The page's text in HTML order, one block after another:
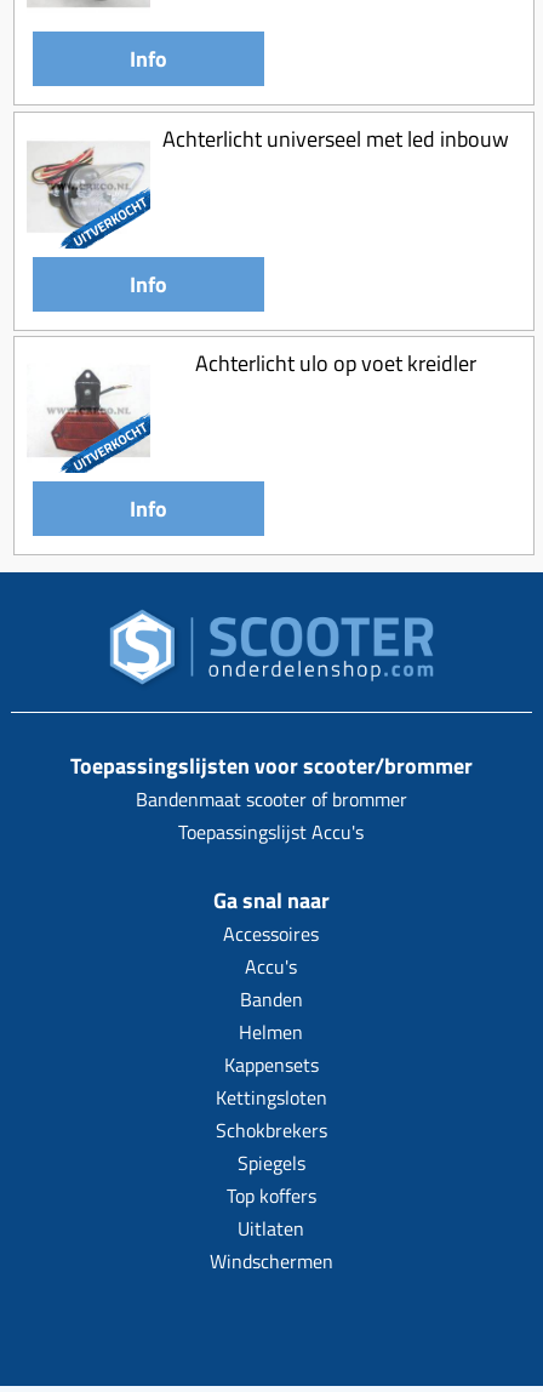
Info
Achterlicht universeel met led inbouw
Info
Achterlicht ulo op voet kreidler
Info
Toepassingslijsten voor scooter/brommer
Bandenmaat scooter of brommer
Toepassingslijst Accu's
Ga snal naar
Accessoires
Accu's
Banden
Helmen
Kappensets
Kettingsloten
Schokbrekers
Spiegels
Top koffers
Uitlaten
Windschermen